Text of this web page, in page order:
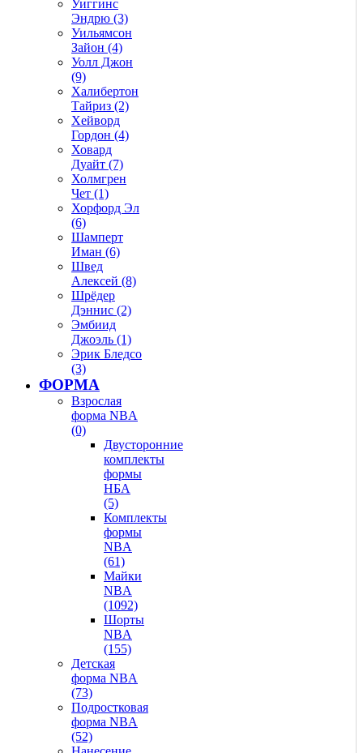
Уиггинс
Эндрю (3)
Уильямсон
Зайон (4)
Уолл Джон
(9)
Халибертон
Тайриз (2)
Хейворд
Гордон (4)
Ховард
Дуайт (7)
Холмгрен
Чет (1)
Хорфорд Эл
(6)
Шамперт
Иман (6)
Швед
Алексей (8)
Шрёдер
Дэннис (2)
Эмбиид
Джоэль (1)
Эрик Бледсо
(3)
ФОРМА
Взрослая
форма NBA
(0)
Двусторонние
комплекты
формы
НБА
(5)
Комплекты
формы
NBA
(61)
Майки
NBA
(1092)
Шорты
NBA
(155)
Детская
форма NBA
(73)
Подростковая
форма NBA
(52)